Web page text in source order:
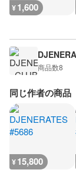
¥1,600
商品数8
同じ作者の商品
¥15,800